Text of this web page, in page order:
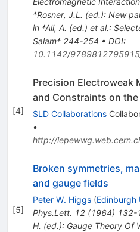
*Rosner, J.L. (ed.): New
in *Ali, A. (ed.) et al.:
Salam* 244-254 • DOI:
10.1142/
[4]
Precision Electroweak
and Constraints on
SLD Collaborations
•
http://
[5]
Broken symmetries,
and gauge fields
Peter W. Higgs (Edinburgh
Phys.Lett. 12(1964) 132-
H. (ed.): Gauge Theory Of